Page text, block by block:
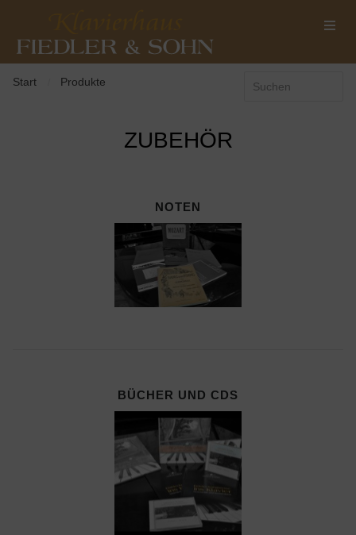
Start Produkte
ZUBEHÖR
NOTEN
BÜCHER UND CDS